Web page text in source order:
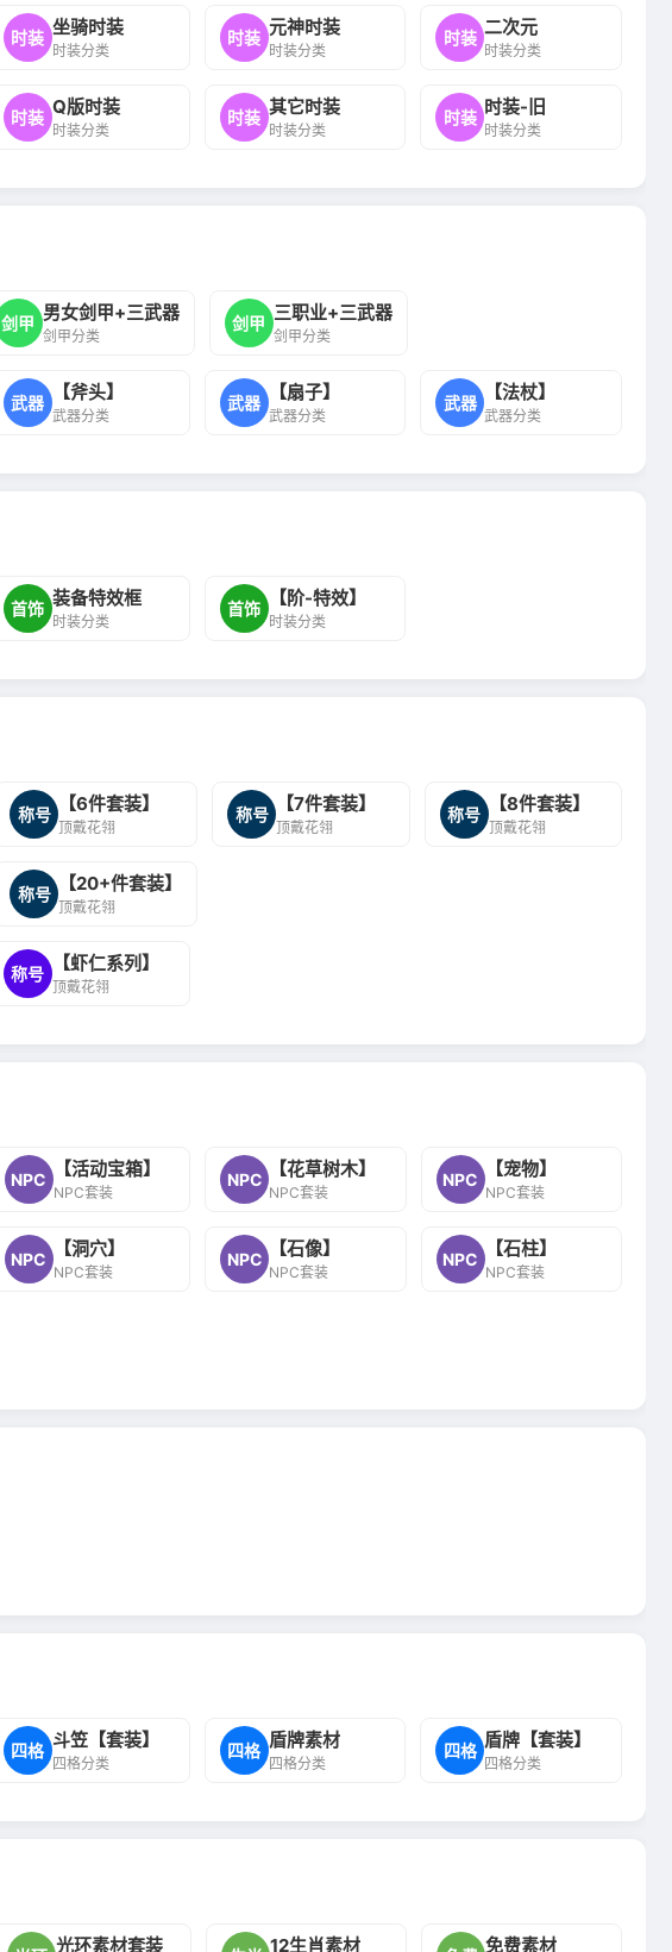
时装 坐骑时装
时装分类
时装 元神时装
时装分类
时装 二次元
时装分类
时装 Q版时装
时装分类
时装 其它时装
时装分类
时装 时装-旧
时装分类
剑甲 男女剑甲+三武器
剑甲分类
剑甲 三职业+三武器
剑甲分类
武器 【斧头】
武器分类
武器 【扇子】
武器分类
武器 【法杖】
武器分类
首饰 装备特效框
时装分类
首饰 【阶-特效】
时装分类
称号 【6件套装】
顶戴花翎
称号 【7件套装】
顶戴花翎
称号 【8件套装】
顶戴花翎
称号 【20+件套装】
顶戴花翎
称号 【虾仁系列】
顶戴花翎
NPC 【活动宝箱】
NPC套装
NPC 【花草树木】
NPC套装
NPC 【宠物】
NPC套装
NPC 【洞穴】
NPC套装
NPC 【石像】
NPC套装
NPC 【石柱】
NPC套装
四格 斗笠【套装】
四格分类
四格 盾牌素材
四格分类
四格 盾牌【套装】
四格分类
光环素材套装 12生肖素材 免费素材